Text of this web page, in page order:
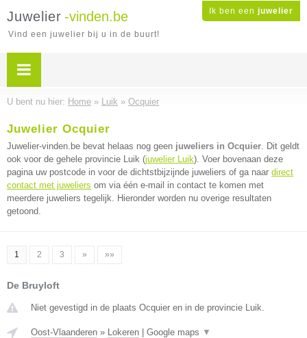
Ik ben een juwelier
Juwelier -vinden.be
Vind een juwelier bij u in de buurt!
U bent nu hier: Home » Luik » Ocquier
Juwelier Ocquier
Juwelier-vinden.be bevat helaas nog geen juweliers in Ocquier. Dit geldt
ook voor de gehele provincie Luik (juwelier Luik). Voer bovenaan deze
pagina uw postcode in voor de dichtstbijzijnde juweliers of ga naar direct
contact met juweliers om via één e-mail in contact te komen met
meerdere juweliers tegelijk. Hieronder worden nu overige resultaten
getoond.
1 2 3 » »»
De Bruyloft
Niet gevestigd in de plaats Ocquier en in de provincie Luik.
Oost-Vlaanderen » Lokeren Google maps ▼